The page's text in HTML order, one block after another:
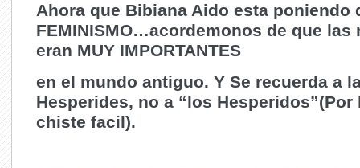
Ahora que Bibiana Aido esta poniendo
FEMINISMO…acordemonos de que las
eran MUY IMPORTANTES
en el mundo antiguo. Y Se recuerda a
Hesperides, no a “los Hesperidos”(Por
chiste facil).